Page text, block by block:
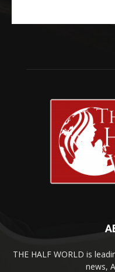
THE HALF WORLD is
news,